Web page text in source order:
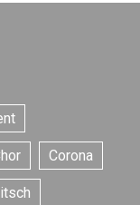
Corona